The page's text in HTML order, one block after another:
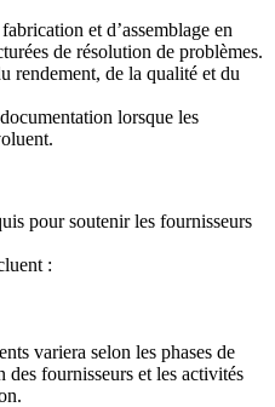
et d’assemblage en
de résolution de problèmes.
rendement, de la qualité et du
lorsque les
pour soutenir les fournisseurs
:
variera selon les phases de
fournisseurs et les activités